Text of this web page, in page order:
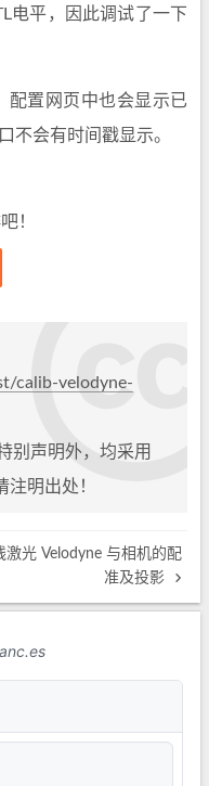
电平，因此调试了一下
配置网页中也会显示已
不会有时间戳显示。
！
calib-velodyne-
别声明外，均采用
明出处！
激光 Velodyne 与相机的配
准及投影